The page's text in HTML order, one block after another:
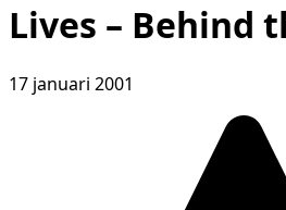
Lives – Behind
17 januari 2001